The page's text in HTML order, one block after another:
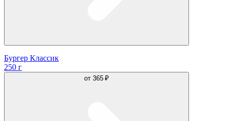
Бургер Классик
250 г
от 365 ₽